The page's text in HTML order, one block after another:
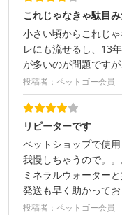
これじゃなきゃ駄目
小さい頃からこれじ
レにも流せるし、13
が多いのが問題です
投稿者：ペットゴー会員
リピーターです
ペットショップで使
我慢しちゃうので。
ミネラルウォーター
発送も早く助かってお
投稿者：ペットゴー会員